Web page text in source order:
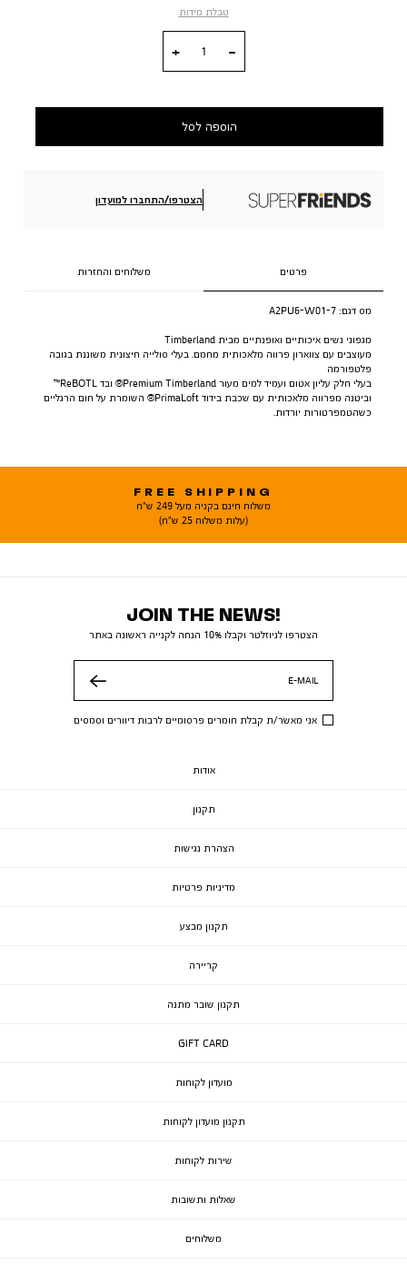
טבלת מידות
הוספה לסל
הצטרפו/התחברו למועדון
פרטים משלוחים והחזרות
מס דגם: A2PU6-W01-7
מגפוני נשים איכותיים ואופנתיים מבית Timberland
מעוצבים עם צווארון פרווה מלאכותית מחמם. בעלי סולייה חיצונית משוננת בגובה
פלטפורמה
בעלי חלק עליון אטום ועמיד למים מעור Premium Timberland® ובד ReBOTL™
וביטנה מפרווה מלאכותית עם שכבת בידוד PrimaLoft® השומרת על חום הרגליים
כשהטמפרטורות יורדות.
FREE SHIPPING
משלוח חינם בקניה מעל 249 ש"ח
(עלות משלוח 25 ש"ח)
JOIN THE NEWS!
הצטרפו לניוזלטר וקבלו 10% הנחה לקנייה ראשונה באתר
E-MAIL
אני מאשר/ת קבלת חומרים פרסומיים לרבות דיוורים וסמסים
אודות
תקנון
הצהרת נגישות
מדיניות פרטיות
תקנון מבצע
קריירה
תקנון שובר מתנה
GIFT CARD
מועדון לקוחות
תקנון מועדון לקוחות
שירות לקוחות
שאלות ותשובות
משלוחים